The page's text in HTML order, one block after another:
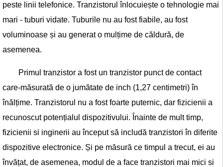
peste linii telefonice. Tranzistorul înlocuiește o tehnologie mai
mari - tuburi vidate. Tuburile nu au fost fiabile, au fost
voluminoase și au generat o mulțime de căldură, de
asemenea.
Primul tranzistor a fost un tranzistor punct de contact
care-măsurată de o jumătate de inch (1,27 centimetri) în
înălțime. Tranzistorul nu a fost foarte puternic, dar fizicienii a
recunoscut potențialul dispozitivului. Înainte de mult timp,
fizicienii si inginerii au început să includă tranzistori în diferite
dispozitive electronice. Și pe măsură ce timpul a trecut, ei au
învățat, de asemenea, modul de a face tranzistori mai mici si